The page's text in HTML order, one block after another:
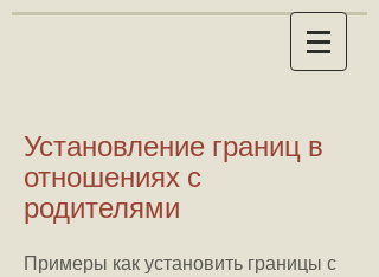
Установление границ в
отношениях с
родителями
Примеры как установить границы с